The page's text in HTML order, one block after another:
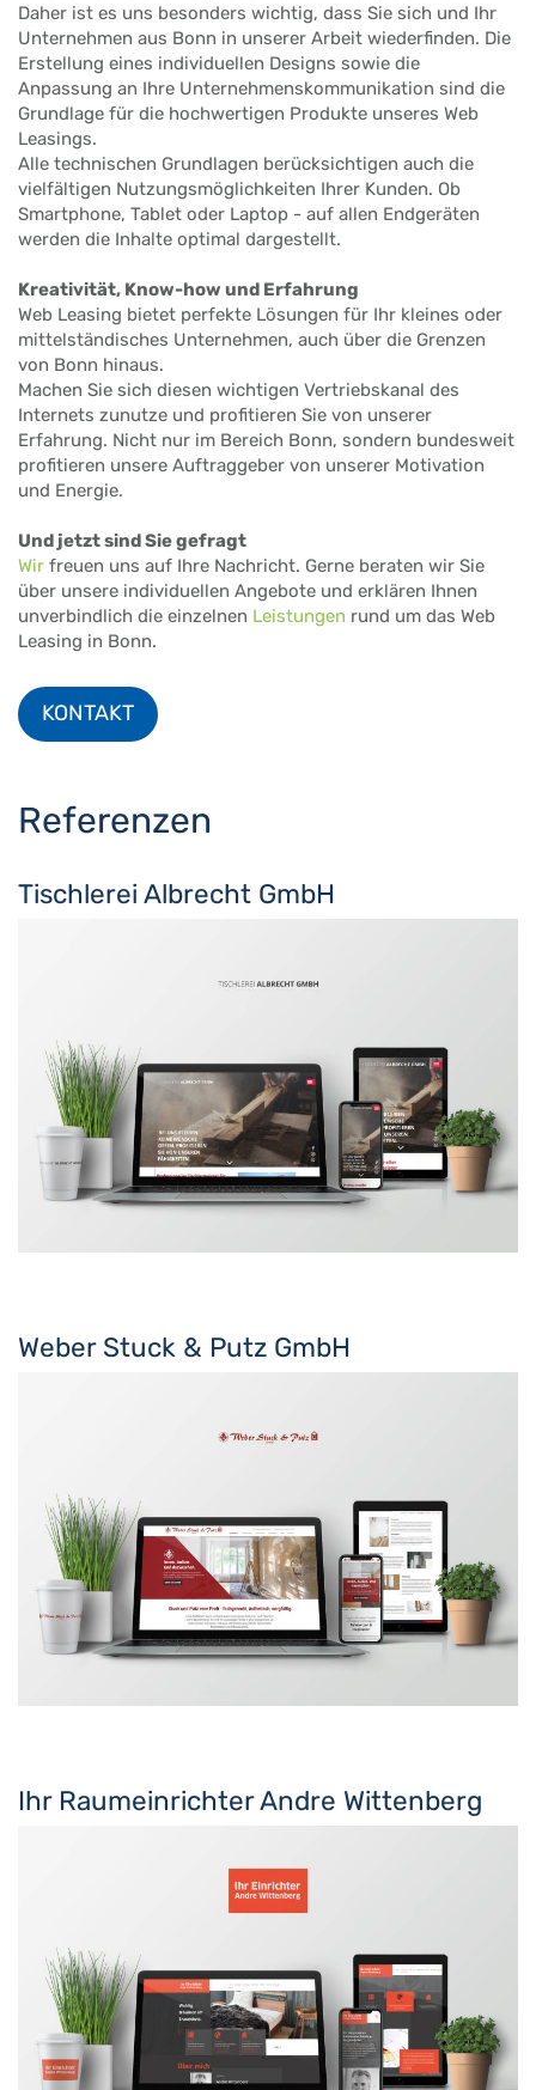
Daher ist es uns besonders wichtig, dass Sie sich und Ihr
Unternehmen aus Bonn in unserer Arbeit wiederfinden. Die
Erstellung eines individuellen Designs sowie die
Anpassung an Ihre Unternehmenskommunikation sind die
Grundlage für die hochwertigen Produkte unseres Web
Leasings.
Alle technischen Grundlagen berücksichtigen auch die
vielfältigen Nutzungsmöglichkeiten Ihrer Kunden. Ob
Smartphone, Tablet oder Laptop - auf allen Endgeräten
werden die Inhalte optimal dargestellt.
Kreativität, Know-how und Erfahrung
Web Leasing bietet perfekte Lösungen für Ihr kleines oder
mittelständisches Unternehmen, auch über die Grenzen
von Bonn hinaus.
Machen Sie sich diesen wichtigen Vertriebskanal des
Internets zunutze und profitieren Sie von unserer
Erfahrung. Nicht nur im Bereich Bonn, sondern bundesweit
profitieren unsere Auftraggeber von unserer Motivation
und Energie.
Und jetzt sind Sie gefragt
Wir freuen uns auf Ihre Nachricht. Gerne beraten wir Sie
über unsere individuellen Angebote und erklären Ihnen
unverbindlich die einzelnen Leistungen rund um das Web
Leasing in Bonn.
KONTAKT
Referenzen
Tischlerei Albrecht GmbH
Weber Stuck & Putz GmbH
Ihr Raumeinrichter Andre Wittenberg